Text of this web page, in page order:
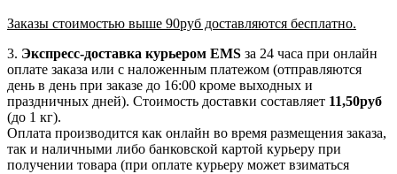
Заказы стоимостью выше 90руб доставляются бесплатно.
3. Экспресс-доставка курьером EMS за 24 часа при онлайн
оплате заказа или с наложенным платежом (отправляются
день в день при заказе до 16:00 кроме выходных и
праздничных дней). Стоимость доставки составляет 11,50руб
(до 1 кг).
Оплата производится как онлайн во время размещения заказа,
так и наличными либо банковской картой курьеру при
получении товара (при оплате курьеру может взиматься